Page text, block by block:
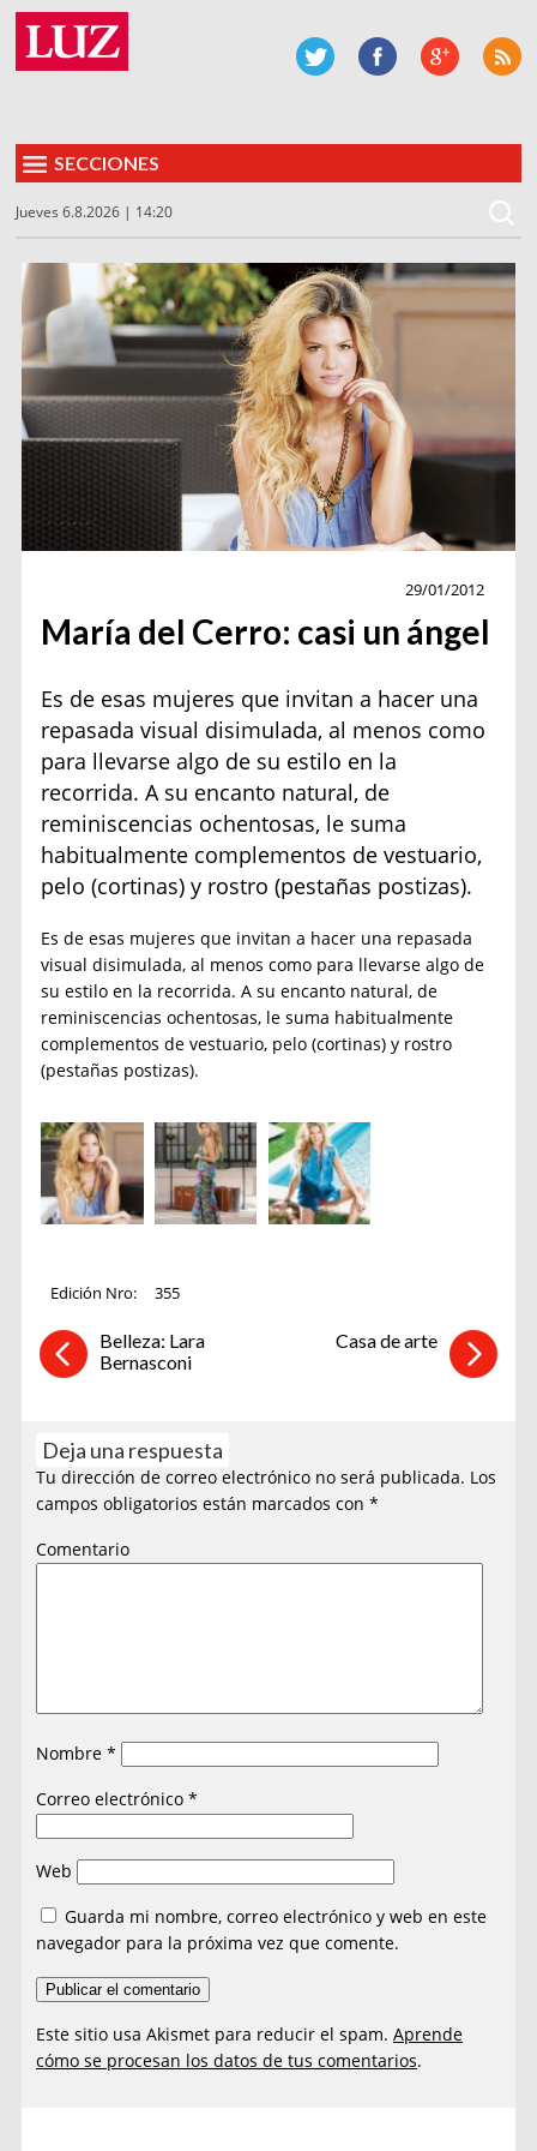
SECCIONES
Jueves 6.8.2026 | 14:20
29/01/2012
María del Cerro: casi un ángel
Es de esas mujeres que invitan a hacer una
repasada visual disimulada, al menos como
para llevarse algo de su estilo en la
recorrida. A su encanto natural, de
reminiscencias ochentosas, le suma
habitualmente complementos de vestuario,
pelo (cortinas) y rostro (pestañas postizas).
Es de esas mujeres que invitan a hacer una repasada
visual disimulada, al menos como para llevarse algo de
su estilo en la recorrida. A su encanto natural, de
reminiscencias ochentosas, le suma habitualmente
complementos de vestuario, pelo (cortinas) y rostro
(pestañas postizas).
Edición Nro: 355
Belleza: Lara
Bernasconi
Casa de arte
Deja una respuesta
Tu dirección de correo electrónico no será publicada. Los
campos obligatorios están marcados con*
Comentario
Nombre*
Correo electrónico*
Web
Guarda mi nombre, correo electrónico y web en este
navegador para la próxima vez que comente.
Este sitio usa Akismet para reducir el spam.Aprende
cómo se procesan los datos de tus comentarios.